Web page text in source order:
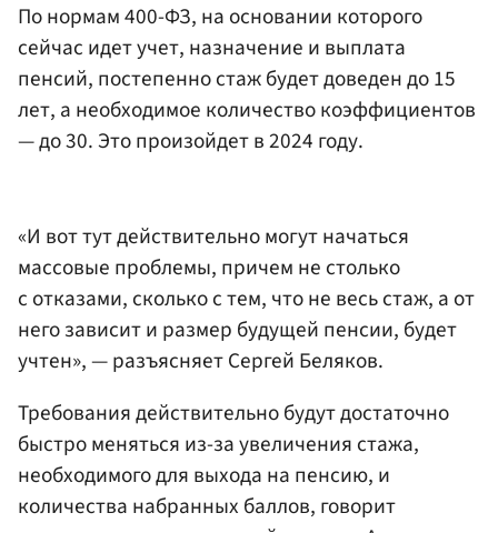
По нормам 400-ФЗ, на основании которого
сейчас идет учет, назначение и выплата
пенсий, постепенно стаж будет доведен до 15
лет, а необходимое количество коэффициентов
— до 30. Это произойдет в 2024 году.
«И вот тут действительно могут начаться
массовые проблемы, причем не столько
с отказами, сколько с тем, что не весь стаж, а от
него зависит и размер будущей пенсии, будет
учтен», — разъясняет Сергей Беляков.
Требования действительно будут достаточно
быстро меняться из-за увеличения стажа,
необходимого для выхода на пенсию, и
количества набранных баллов, говорит